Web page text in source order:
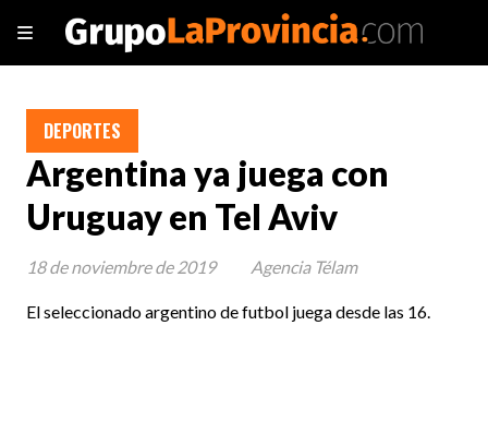
Argentina ya juega con
Uruguay en Tel Aviv
El seleccionado argentino de futbol juega desde las 16.
DEPORTES
18 de noviembre de 2019 Agencia Télam